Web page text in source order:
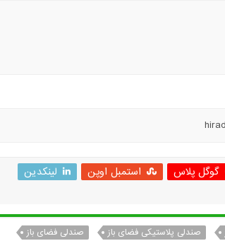
گوگل پلاس استمبل اوپن
لینکدین
صندلی پلاستیکی فضای باز صندلی فضای باز